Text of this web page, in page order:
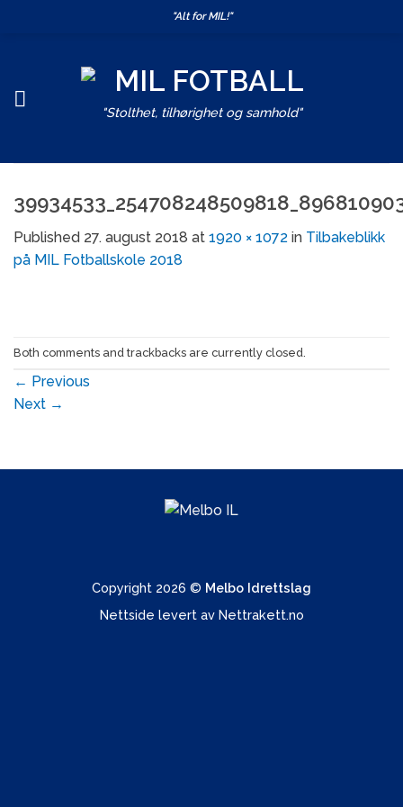
"Alt for MIL!"
"Stolthet, tilhørighet og samhold"
Published 27. august 2018 at 1920 × 1072 in Tilbakeblikk
på MIL Fotballskole 2018
Both comments and trackbacks are currently closed.
← Previous
Next →
Copyright 2026 © Melbo Idrettslag
Nettside levert av Nettrakett.no